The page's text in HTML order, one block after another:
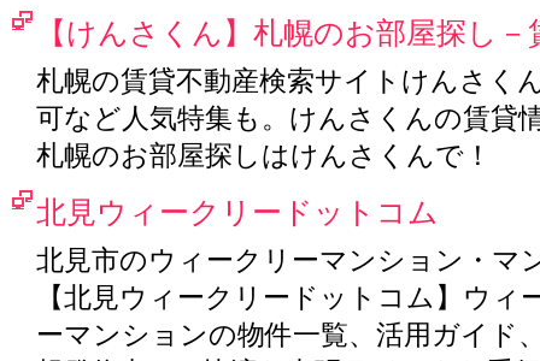
【けんさくん】札幌のお部屋探し
札幌の賃貸不動産検索サイトけんさく
可など人気特集も。けんさくんの賃貸
札幌のお部屋探しはけんさくんで！
北見ウィークリードットコム
北見市のウィークリーマンション・マ
【北見ウィークリードットコム】ウ
ーマンションの物件一覧、活用ガイド